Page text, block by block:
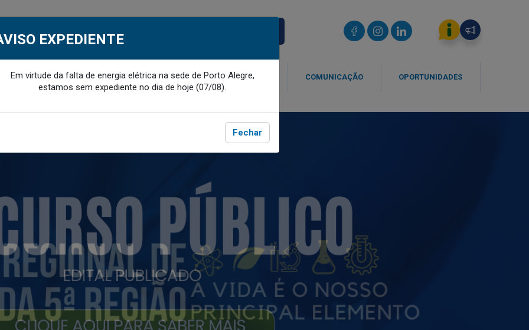
ACESSE ACESSE
O CRQ-V SERVIÇOS PROFISSIONAL EMPRESA COMUNICAÇÃO OPORTUNIDADES
EXPEDIENTE
Em virtude da falta de energia elétrica na sede de Porto Alegre,
estamos sem expediente no dia de hoje (07/08).
Fechar